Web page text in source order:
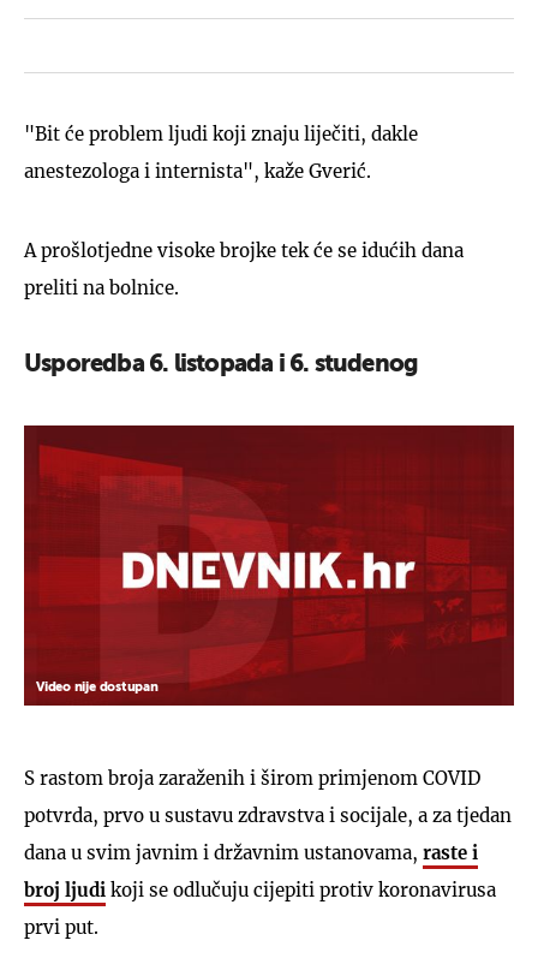
"Bit će problem ljudi koji znaju liječiti, dakle
anestezologa i internista", kaže Gverić.
A prošlotjedne visoke brojke tek će se idućih dana
preliti na bolnice.
Usporedba 6. listopada i 6. studenog
Video nije dostupan
S rastom broja zaraženih i širom primjenom COVID
potvrda, prvo u sustavu zdravstva i socijale, a za tjedan
dana u svim javnim i državnim ustanovama, raste i
broj ljudi koji se odlučuju cijepiti protiv koronavirusa
prvi put.